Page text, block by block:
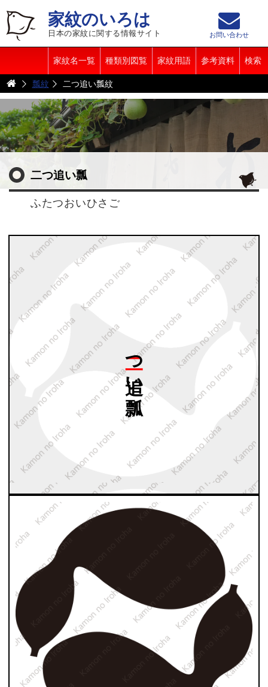
家紋のいろは
日本の家紋に関する情報サイト
家紋名一覧 種類別図覧 家紋用語 参考資料 検索
お問い合わせ
瓢紋 二つ追い瓢紋
二つ追い瓢
ふたつおいひさご
瓢